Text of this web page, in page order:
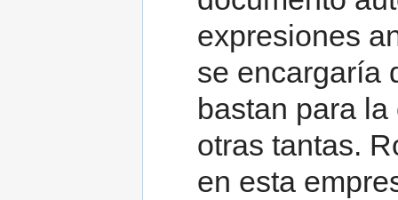
expresiones
se encargaría
bastan para
otras tantas.
en esta